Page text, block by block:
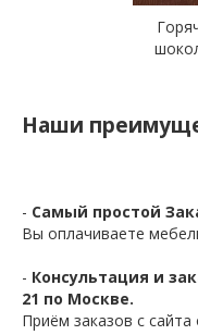
Наши
- Самый простой
Вы оплачиваете
- Консультация и
21 по Москве.
Приём заказов с сайта